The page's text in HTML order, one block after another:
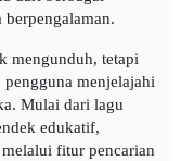
mengunduh, tetapi
menjelajahi
Mulai dari lagu
edukatif,
fitur pencarian